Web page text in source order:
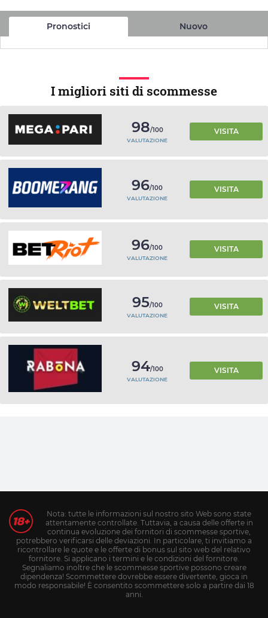
Pronostici Nuovo
I migliori siti di scommesse
98/100
VALUTAZIONE
VISITA
96/100
VALUTAZIONE
VISITA
96/100
VALUTAZIONE
VISITA
95/100
VALUTAZIONE
VISITA
94/100
VALUTAZIONE
VISITA
Nota: tutte le informazioni sul nostro sito Web sono state
attentamente controllate. Tuttavia, a causa delle offerte in
continua evoluzione dei fornitori di scommesse sportive,
potrebbero verificarsi delle deviazioni. In particolare, ti invitiamo a
ricontrollare le quote e le offerte di bonus sul sito web del relativo
fornitore. Si applicano i termini e le condizioni del fornitore.
Segnaliamo inoltre che le scommesse sportive possono creare
dipendenza! Scommettere dovrebbe essere divertente, gioca in
modo responsabile! È consentito scommettere solo a partire dai 18
anni.